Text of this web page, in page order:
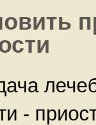
-